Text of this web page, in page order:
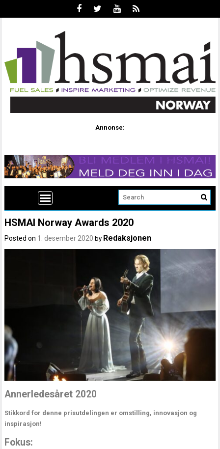
Annonse:
HSMAI Norway Awards 2020
Posted on 1. desember 2020 by Redaksjonen
Annerledesåret 2020
Stikkord for denne prisutdelingen er omstilling, innovasjon og
inspirasjon!
Fokus: